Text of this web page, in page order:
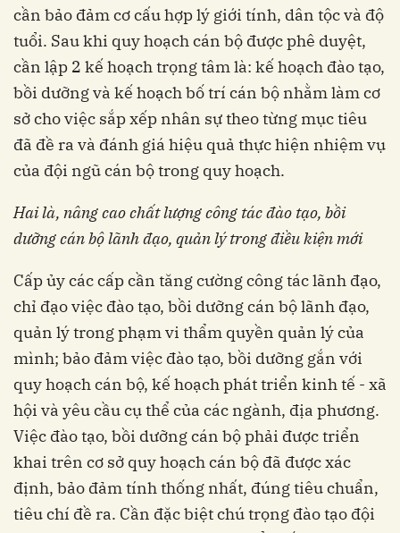
cần bảo đảm cơ cấu hợp lý giới tính, dân tộc và độ
tuổi. Sau khi quy hoạch cán bộ được phê duyệt,
cần lập 2 kế hoạch trọng tâm là: kế hoạch đào tạo,
bồi dưỡng và kế hoạch bố trí cán bộ nhằm làm cơ
sở cho việc sắp xếp nhân sự theo từng mục tiêu
đã đề ra và đánh giá hiệu quả thực hiện nhiệm vụ
của đội ngũ cán bộ trong quy hoạch.
Hai là, nâng cao chất lượng công tác đào tạo, bồi
dưỡng cán bộ lãnh đạo, quản lý trong điều kiện mới
Cấp ủy các cấp cần tăng cường công tác lãnh đạo,
chỉ đạo việc đào tạo, bồi dưỡng cán bộ lãnh đạo,
quản lý trong phạm vi thẩm quyền quản lý của
mình; bảo đảm việc đào tạo, bồi dưỡng gắn với
quy hoạch cán bộ, kế hoạch phát triển kinh tế - xã
hội và yêu cầu cụ thể của các ngành, địa phương.
Việc đào tạo, bồi dưỡng cán bộ phải được triển
khai trên cơ sở quy hoạch cán bộ đã được xác
định, bảo đảm tính thống nhất, đúng tiêu chuẩn,
tiêu chí đề ra. Cần đặc biệt chú trọng đào tạo đội